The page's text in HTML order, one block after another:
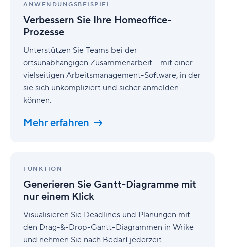
ANWENDUNGSBEISPIEL
Verbessern Sie Ihre Homeoffice-
Prozesse
Unterstützen Sie Teams bei der
ortsunabhängigen Zusammenarbeit – mit einer
vielseitigen Arbeitsmanagement-Software, in der
sie sich unkompliziert und sicher anmelden
können.
Mehr erfahren
Ihre
Homeoffice-
Prozesse
FUNKTION
Generieren Sie Gantt-Diagramme mit
nur einem Klick
Visualisieren Sie Deadlines und Planungen mit
den Drag-&-Drop-Gantt-Diagrammen in Wrike
und nehmen Sie nach Bedarf jederzeit
Gantt-
Diagramme
einem
Klick